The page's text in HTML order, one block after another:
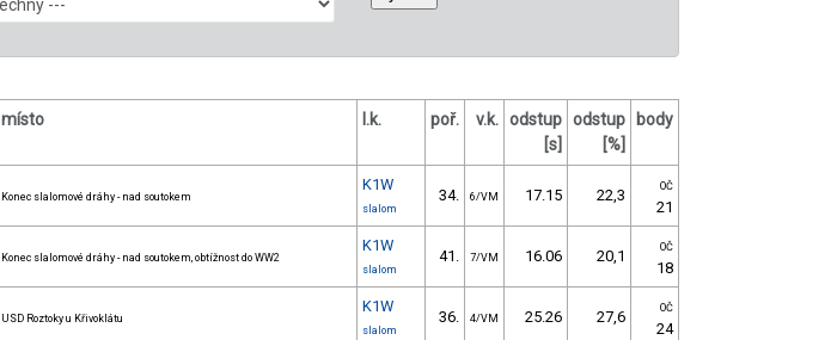
místo l.k. poř. v.k. odstup
[s]
odstup
[%]
body
Konec slalomové dráhy - nad soutokem
K1W
slalom
34. 6/VM 17.15 22,3 OČ
21
Konec slalomové dráhy - nad soutokem, obtížnost do WW2
K1W
slalom
41. 7/VM 16.06 20,1 OČ
18
USD Roztoky u Křivoklátu
K1W
slalom
36. 4/VM 25.26 27,6 OČ
24